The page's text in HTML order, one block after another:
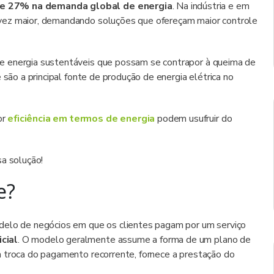
27% na demanda global de energia. Na indústria e em
maior, demandando soluções que ofereçam maior controle
energia sustentáveis que possam se contrapor à queima de
a principal fonte de produção de energia elétrica no
eficiência em termos de energia podem usufruir do
solução!
de negócios em que os clientes pagam por um serviço
. O modelo geralmente assume a forma de um plano de
do pagamento recorrente, fornece a prestação do